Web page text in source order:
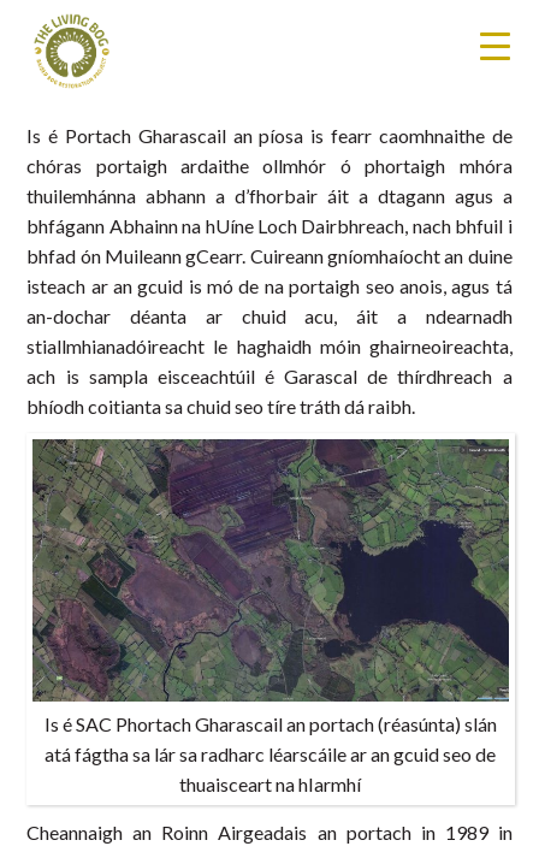
Is é Portach Gharascail an píosa is fearr caomhnaithe de
chóras portaigh ardaithe ollmhór ó phortaigh mhóra
thuilemhánna abhann a d’fhorbair áit a dtagann agus a
bhfágann Abhainn na hUíne Loch Dairbhreach, nach bhfuil i
bhfad ón Muileann gCearr. Cuireann gníomhaíocht an duine
isteach ar an gcuid is mó de na portaigh seo anois, agus tá
an-dochar déanta ar chuid acu, áit a ndearnadh
stiallmhianadóireacht le haghaidh móin ghairneoireachta,
ach is sampla eisceachtúil é Garascal de thírdhreach a
bhíodh coitianta sa chuid seo tíre tráth dá raibh.
Is é SAC Phortach Gharascail an portach (réasúnta) slán
atá fágtha sa lár sa radharc léarscáile ar an gcuid seo de
thuaisceart na hIarmhí
Cheannaigh an Roinn Airgeadais an portach in 1989 in